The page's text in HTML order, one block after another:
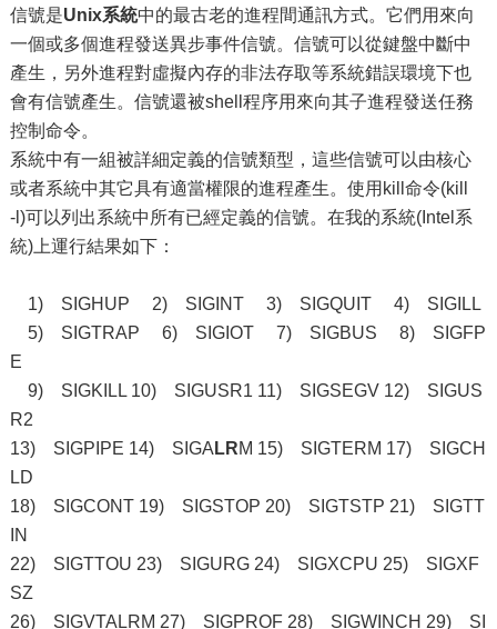
信號是Unix系統中的最古老的進程間通訊方式。它們用來向
一個或多個進程發送異步事件信號。信號可以從鍵盤中斷中
產生，另外進程對虛擬內存的非法存取等系統錯誤環境下也
會有信號產生。信號還被shell程序用來向其子進程發送任務
控制命令。
系統中有一組被詳細定義的信號類型，這些信號可以由核心
或者系統中其它具有適當權限的進程產生。使用kill命令(kill
-l)可以列出系統中所有已經定義的信號。在我的系統(Intel系
統)上運行結果如下：
1) SIGHUP 2) SIGINT 3) SIGQUIT 4) SIGILL
5) SIGTRAP 6) SIGIOT 7) SIGBUS 8) SIGFP
E
9) SIGKILL 10) SIGUSR1 11) SIGSEGV 12) SIGUS
R2
13) SIGPIPE 14) SIGA LRM 15) SIGTERM 17) SIGCH
LD
18) SIGCONT 19) SIGSTOP 20) SIGTSTP 21) SIGTT
IN
22) SIGTTOU 23) SIGURG 24) SIGXCPU 25) SIGXF
SZ
26) SIGVTALRM 27) SIGPROF 28) SIGWINCH 29) SI